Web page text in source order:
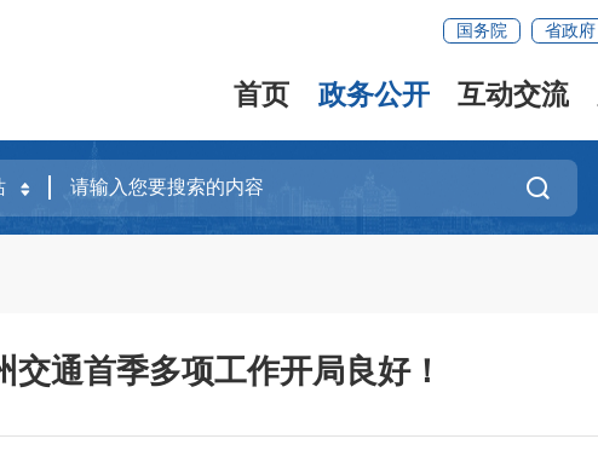
国务院 省政府
首页 政务公开 互动交流
交通首季多项工作开局良好！